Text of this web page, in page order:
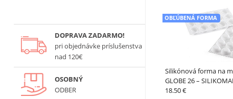
DOPRAVA ZADARMO!
pri objednávke príslušenstva
nad 120€
OSOBNÝ
ODBER
Silikónová forma na
GLOBE 26 –
OBĽÚBENÁ FORMA
18.50 €